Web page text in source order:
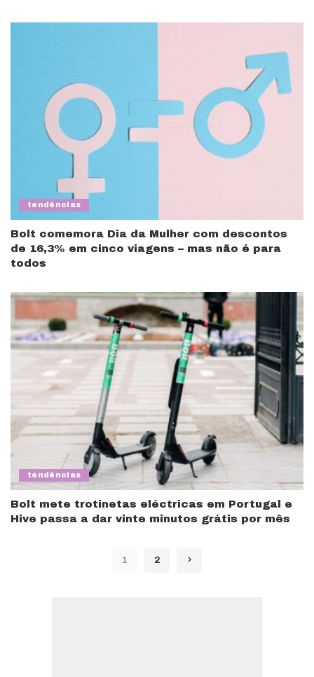
tendências
Bolt comemora Dia da Mulher com descontos
de 16,3% em cinco viagens – mas não é para
todos
tendências
Bolt mete trotinetas eléctricas em Portugal e
Hive passa a dar vinte minutos grátis por mês
1 2